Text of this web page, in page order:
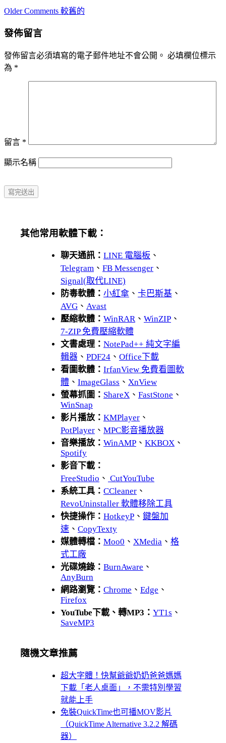
Comment
Older Comments 較舊的
發佈留言
發佈留言必須填寫的電子郵件地址不會公開。 必填欄位標示
為 *
留言 *
顯示名稱
其他常用軟體下載：
聊天通訊： LINE 電腦板 、
Telegram 、 FB Messenger 、
Signal(取代LINE)
防毒軟體： 小紅傘 、 卡巴斯基 、
AVG 、 Avast
壓縮軟體： WinRAR、 WinZIP 、
7-ZIP 免費壓縮軟體
文書處理： NotePad++ 純文字編
輯器 、 PDF24 、 Office下載
看圖軟體： IrfanView 免費看圖軟
體 、 ImageGlass 、 XnView
螢幕抓圖： ShareX 、 FastStone 、
WinSnap
影片播放： KMPlayer 、
PotPlayer 、 MPC影音播放器
音樂播放： WinAMP 、 KKBOX 、
Spotify
影音下載：
FreeStudio 、 CutYouTube
系統工具： CCleaner 、
RevoUninstaller 軟體移除工具
快捷操作： HotkeyP 、 鍵盤加
速 、 CopyTexty
媒體轉檔： Moo0 、 XMedia 、 格
式工廠
光碟燒錄： BurnAware 、
AnyBurn
網路瀏覽： Chrome 、 Edge 、
Firefox
YouTube下載、轉MP3： YT1s 、
SaveMP3
隨機文章推薦
超大字體！快幫爺爺奶奶爸爸媽媽
下載「老人桌面」，不需特別學習
就能上手
免裝QuickTime也可播MOV影片
（QuickTime Alternative 3.2.2 解碼
器）